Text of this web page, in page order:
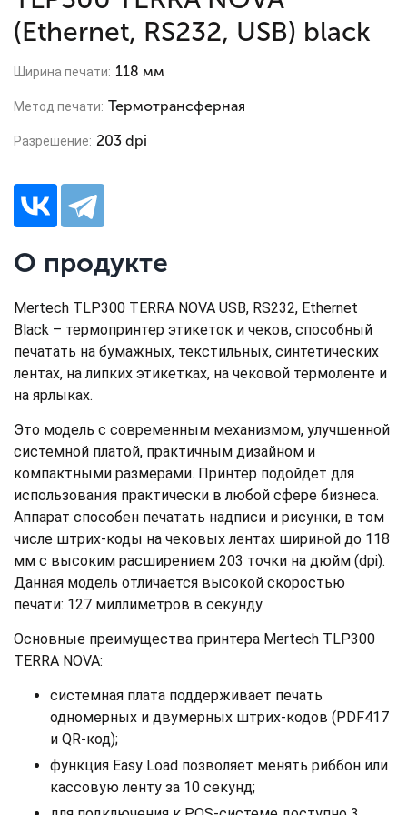
(Ethernet, RS232, USB) black
Ширина печати: 118 мм
Метод печати: Термотрансферная
Разрешение: 203 dpi
О продукте
Mertech TLP300 TERRA NOVA USB, RS232, Ethernet
Black – термопринтер этикеток и чеков, способный
печатать на бумажных, текстильных, синтетических
лентах, на липких этикетках, на чековой термоленте и
на ярлыках.
Это модель с современным механизмом, улучшенной
системной платой, практичным дизайном и
компактными размерами. Принтер подойдет для
использования практически в любой сфере бизнеса.
Аппарат способен печатать надписи и рисунки, в том
числе штрих-коды на чековых лентах шириной до 118
мм с высоким расширением 203 точки на дюйм (dpi).
Данная модель отличается высокой скоростью
печати: 127 миллиметров в секунду.
Основные преимущества принтера Mertech TLP300
TERRA NOVA:
системная плата поддерживает печать
одномерных и двумерных штрих-кодов (PDF417
и QR-код);
функция Easy Load позволяет менять риббон или
кассовую ленту за 10 секунд;